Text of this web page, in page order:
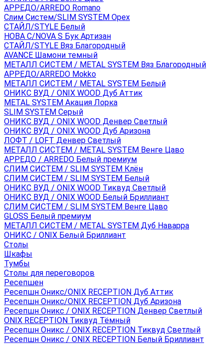
АРРЕДО/ARREDO Romano
Слим Систем/SLIM SYSTEM Орех
СТАЙЛ/STYLE Белый
НОВА С/NOVA S Бук Артизан
СТАЙЛ/STYLE Вяз Благородный
AVANCE Шамони темный
МЕТАЛЛ СИСТЕМ / METAL SYSTEM Вяз Благородный
АРРЕДО/ARREDO Mokko
МЕТАЛЛ СИСТЕМ / METAL SYSTEM Белый
ОНИКС ВУД / ONIX WOOD Дуб Аттик
METAL SYSTEM Акация Лорка
SLIM SYSTEM Серый
ОНИКС ВУД / ONIX WOOD Денвер Светлый
ОНИКС ВУД / ONIX WOOD Дуб Аризона
ЛОФТ / LOFT Денвер Светлый
МЕТАЛЛ СИСТЕМ / METAL SYSTEM Венге Цаво
АРРЕДО / ARREDO Белый премиум
СЛИМ СИСТЕМ / SLIM SYSTEM Клён
СЛИМ СИСТЕМ / SLIM SYSTEM Белый
ОНИКС ВУД / ONIX WOOD Тиквуд Светлый
ОНИКС ВУД / ONIX WOOD Белый Бриллиант
СЛИМ СИСТЕМ / SLIM SYSTEM Венге Цаво
GLOSS Белый премиум
МЕТАЛЛ СИСТЕМ / METAL SYSTEM Дуб Наварра
ОНИКС / ONIX Белый Бриллиант
Столы
Шкафы
Тумбы
Столы для переговоров
Ресепшен
Ресепшн Оникс/ONIX RECEPTION Дуб Аттик
Ресепшн Оникс/ONIX RECEPTION Дуб Аризона
Ресепшн Оникс / ONIX RECEPTION Денвер Светлый
ONIX RECEPTION Тиквуд Тёмный
Ресепшн Оникс / ONIX RECEPTION Тиквуд Светлый
Ресепшн Оникс / ONIX RECEPTION Белый Бриллиант